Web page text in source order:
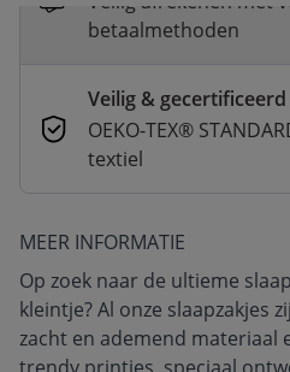
betaalmethoden
Veilig & gecertificeerd
OEKO-TEX®
textiel
MEER INFORMATIE
Op zoek naar de ultieme
kleintje? Al onze slaapzakjes
zacht en ademend materiaal